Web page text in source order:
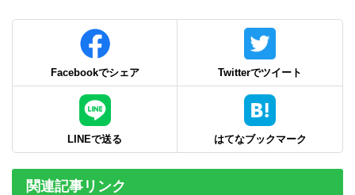
Facebookでシェア Twitterでツイート
LINEで送る はてなブックマーク
関連記事リンク